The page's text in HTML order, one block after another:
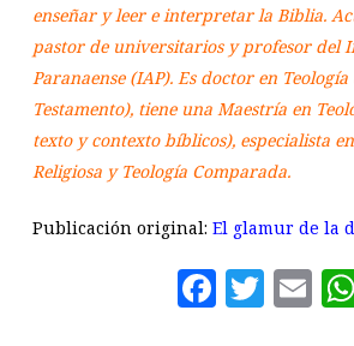
enseñar y leer e interpretar la Biblia.
pastor de universitarios y profesor del
Paranaense (IAP). Es doctor en
Testamento), tiene una Maestría en
texto y contexto bíblicos), especialista
Religiosa y Teología Comparada.
Publicación original: El glamur de la